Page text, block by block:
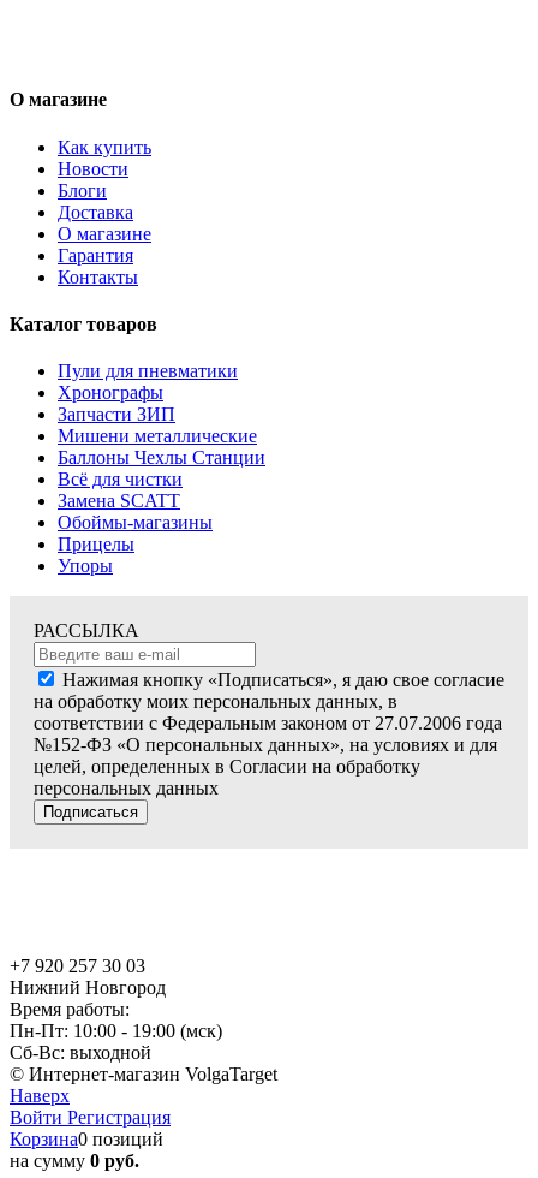
О магазине
Как купить
Новости
Блоги
Доставка
О магазине
Гарантия
Контакты
Каталог товаров
Пули для пневматики
Хронографы
Запчасти ЗИП
Мишени металлические
Баллоны Чехлы Станции
Всё для чистки
Замена SCATT
Обоймы-магазины
Прицелы
Упоры
РАССЫЛКА
Нажимая кнопку «Подписаться», я даю свое согласие
на обработку моих персональных данных, в
соответствии с Федеральным законом от 27.07.2006 года
№152-ФЗ «О персональных данных», на условиях и для
целей, определенных в Согласии на обработку
персональных данных
Подписаться
+7 920 257 30 03
Нижний Новгород
Время работы:
Пн-Пт: 10:00 - 19:00 (мск)
Сб-Вс: выходной
© Интернет-магазин VolgaTarget
Наверх
Войти Регистрация
Корзина0 позиций
на сумму 0 руб.